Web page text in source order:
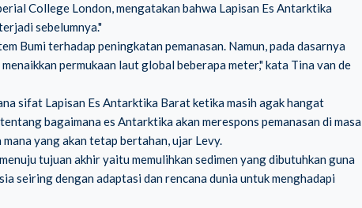
College London, mengatakan bahwa Lapisan Es Antarktika
sebelumnya."
Bumi terhadap peningkatan pemanasan. Namun, pada dasarnya
permukaan laut global beberapa meter," kata Tina van de
sifat Lapisan Es Antarktika Barat ketika masih agak hangat
bagaimana es Antarktika akan merespons pemanasan di masa
yang akan tetap bertahan, ujar Levy.
tujuan akhir yaitu memulihkan sedimen yang dibutuhkan guna
seiring dengan adaptasi dan rencana dunia untuk menghadapi